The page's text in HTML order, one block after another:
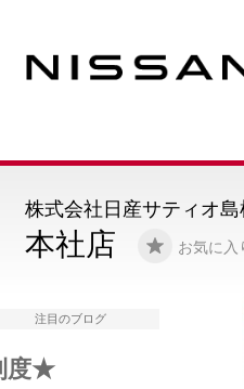
本社店 お気に入
株式会社日産サティオ島
★素敵